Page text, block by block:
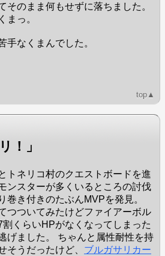
そのまま何もせずに落ちました。
まっ。
手なくまんでした。
top▲
！」
トネリコ村のクエストボードを進
ンスターが多くいるところの討伐
巻き付きのたぶんMVPを発見。
つついてみたけどファイアーボル
割くらいHPがなくなってしまった
げました。 ちゃんと属性耐性を持
そうだったけど、 ブルガサリカー